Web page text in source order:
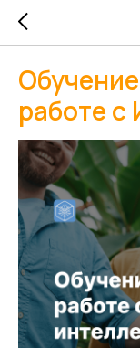
работе с